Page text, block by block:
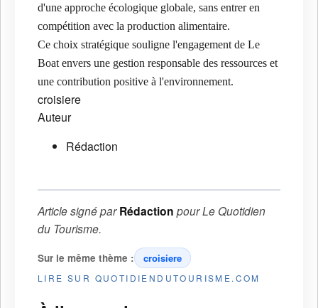
d'une approche écologique globale, sans entrer en
compétition avec la production alimentaire.
Ce choix stratégique souligne l'engagement de Le
Boat envers une gestion responsable des ressources et
une contribution positive à l'environnement.
croisiere
Auteur
Rédaction
Article signé parRédaction pourLe Quotidien
du Tourisme.
Sur le même thème : croisiere
LIRE SUR QUOTIDIENDUTOURISME.COM